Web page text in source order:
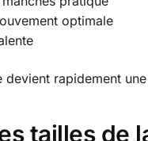
optimale
devient rapidement
tailles de